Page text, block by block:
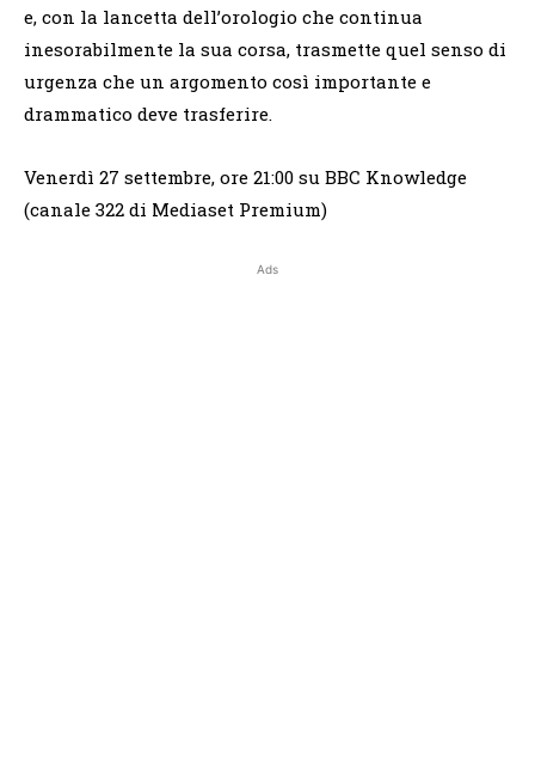
e, con la lancetta dell’orologio che continua
inesorabilmente la sua corsa, trasmette quel senso di
urgenza che un argomento così importante e
drammatico deve trasferire.
Venerdì 27 settembre, ore 21:00 su BBC Knowledge
(canale 322 di Mediaset Premium)
Ads